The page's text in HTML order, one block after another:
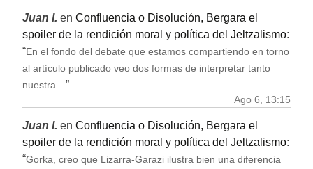
Juan I. en Confluencia o Disolución, Bergara el
spoiler de la rendición moral y política del Jeltzalismo:
“En el fondo del debate que estamos compartiendo en torno
al artículo publicado veo dos formas de interpretar tanto
nuestra…”
Ago 6, 13:15
Juan I. en Confluencia o Disolución, Bergara el
spoiler de la rendición moral y política del Jeltzalismo:
“Gorka, creo que Lizarra-Garazi ilustra bien una diferencia